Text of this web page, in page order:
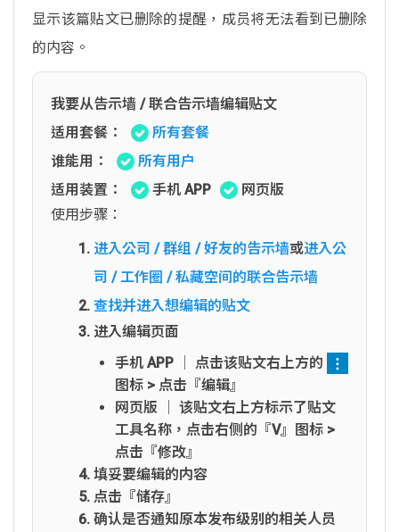
显示该篇贴文已删除的提醒，成员将无法看到已删除
的内容。
我要从告示墙 / 联合告示墙编辑贴文
适用套餐：
所有套餐
谁能用：
所有用户
适用装置：
手机 APP
网页版
使用步骤：
进入公司 / 群组 / 好友的告示墙或进入公
司 / 工作圈 / 私藏空间的联合告示墙
查找并进入想编辑的贴文
进入编辑页面
手机 APP │ 点击该贴文右上方的
图标 > 点击『编辑』
网页版 │ 该贴文右上方标示了贴文
工具名称，点击右侧的『V』图标 >
点击『修改』
填妥要编辑的内容
点击『储存』
确认是否通知原本发布级别的相关人员